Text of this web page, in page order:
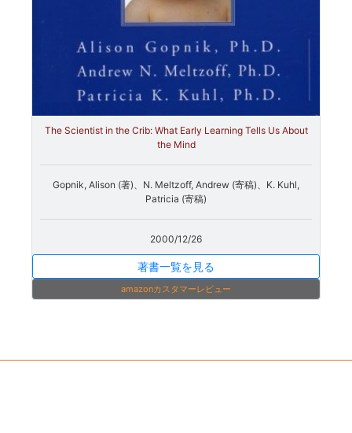
The Scientist in the Crib: What Early Learning Tells Us About
the Mind
Gopnik, Alison (著)、N. Meltzoff, Andrew (寄稿)、K. Kuhl,
Patricia (寄稿)
2000/12/26
著書一覧を見る
amazonカスタマーレビュー